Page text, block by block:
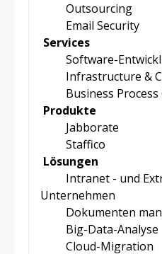
Outsourcing
Email Security
Services
Software-
Infrastructure &
Business
Produkte
Jabborate
Staffico
Lösungen
Intranet - und
Unternehmen
Dokumenten
Big-Data-Analyse
Cloud-Migration